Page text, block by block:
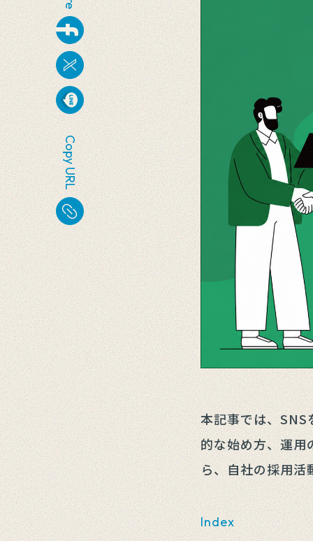
本記事では、SNS
的な始め方、運用
ら、自社の採用活
Index
Copy URL